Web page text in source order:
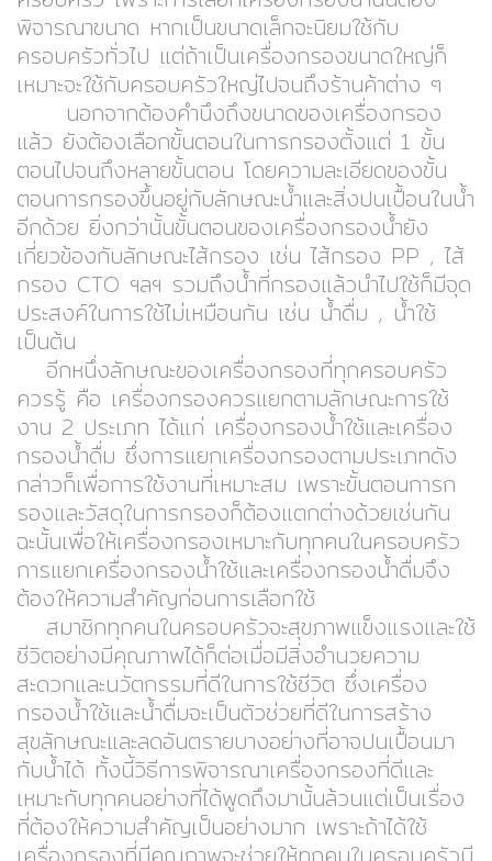
พิจารณาขนาด หากเป็นขนาดเล็กจะนิยมใช้กับ
ครอบครัวทั่วไป แต่ถ้าเป็นเครื่องกรองขนาดใหญ่ก็
เหมาะจะใช้กับครอบครัวใหญ่ไปจนถึงร้านค้าต่าง ๆ
นอกจากต้องคำนึงถึงขนาดของเครื่องกรอง
แล้ว ยังต้องเลือกขั้นตอนในการกรองตั้งแต่ 1 ขั้น
ตอนไปจนถึงหลายขั้นตอน โดยความละเอียดของขั้น
ตอนการกรองขึ้นอยู่กับลักษณะน้ำและสิ่งปนเปื้อนในน้ำ
อีกด้วย ยิ่งกว่านั้นขั้นตอนของเครื่องกรองน้ำยัง
เกี่ยวข้องกับลักษณะไส้กรอง เช่น ไส้กรอง PP , ไส้
กรอง CTO ฯลฯ รวมถึงน้ำที่กรองแล้วนำไปใช้ก็มีจุด
ประสงค์ในการใช้ไม่เหมือนกัน เช่น น้ำดื่ม , น้ำใช้
เป็นต้น
อีกหนึ่งลักษณะของเครื่องกรองที่ทุกครอบครัว
ควรรู้ คือ เครื่องกรองควรแยกตามลักษณะการใช้
งาน 2 ประเภท ได้แก่ เครื่องกรองน้ำใช้และเครื่อง
กรองน้ำดื่ม ซึ่งการแยกเครื่องกรองตามประเภทดัง
กล่าวก็เพื่อการใช้งานที่เหมาะสม เพราะขั้นตอนการก
รองและวัสดุในการกรองก็ต้องแตกต่างด้วยเช่นกัน
ฉะนั้นเพื่อให้เครื่องกรองเหมาะกับทุกคนในครอบครัว
การแยกเครื่องกรองน้ำใช้และเครื่องกรองน้ำดื่มจึง
ต้องให้ความสำคัญก่อนการเลือกใช้
สมาชิกทุกคนในครอบครัวจะสุขภาพแข็งแรงและใช้
ชีวิตอย่างมีคุณภาพได้ก็ต่อเมื่อมีสิ่งอำนวยความ
สะดวกและนวัตกรรมที่ดีในการใช้ชีวิต ซึ่งเครื่อง
กรองน้ำใช้และน้ำดื่มจะเป็นตัวช่วยที่ดีในการสร้าง
สุขลักษณะและลดอันตรายบางอย่างที่อาจปนเปื้อนมา
กับน้ำได้ ทั้งนี้วิธีการพิจารณาเครื่องกรองที่ดีและ
เหมาะกับทุกคนอย่างที่ได้พูดถึงมานั้นล้วนแต่เป็นเรื่อง
ที่ต้องให้ความสำคัญเป็นอย่างมาก เพราะถ้าได้ใช้